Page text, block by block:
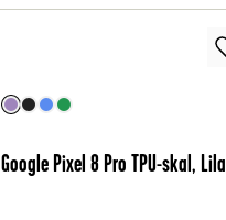
Google Pixel 8 Pro TPU-skal, Lila